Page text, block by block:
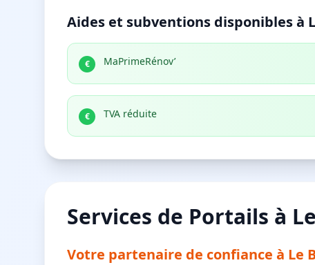
Aides et subventions disponibles à
€ MaPrimeRénov’
€ TVA réduite
Services de Portails à
Votre partenaire de confiance à Le